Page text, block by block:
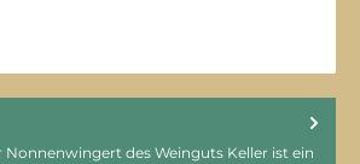
des Weinguts Keller ist ein